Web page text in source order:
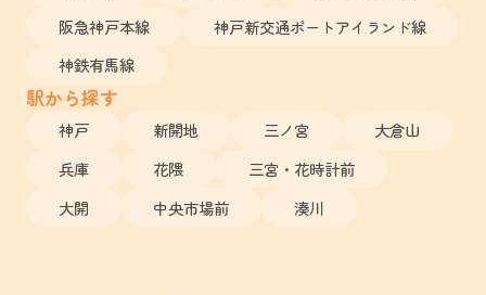
阪急神戸本線
神戸新交通ポートアイランド線
神鉄有馬線
駅から探す
神戸 新開地 三ノ宮
大倉山
兵庫
花隈
三宮・花時計前
大開
中央市場前 湊川